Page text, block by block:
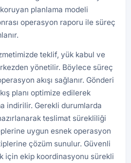
planlama modeli
operasyon raporu ile süreç
teklif, yük kabul ve
yönetilir. Böylece süreç
akışı sağlanır. Gönderi
planı optimize edilerek
indirilir. Gerekli durumlarda
teslimat sürekliliği
uygun esnek operasyon
çözüm sunulur. Güvenli
için ekip koordinasyonu sürekli